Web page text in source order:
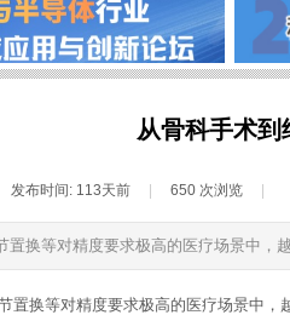
从骨科手术
发布时间: 113天前 650 次浏览
置换等对精度要求极高的医疗场景中
换等对精度要求极高的医疗场景中，